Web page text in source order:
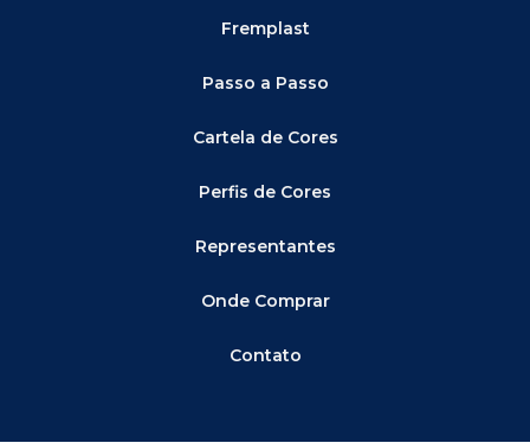
Fremplast
Passo a Passo
Cartela de Cores
Perfis de Cores
Representantes
Onde Comprar
Contato